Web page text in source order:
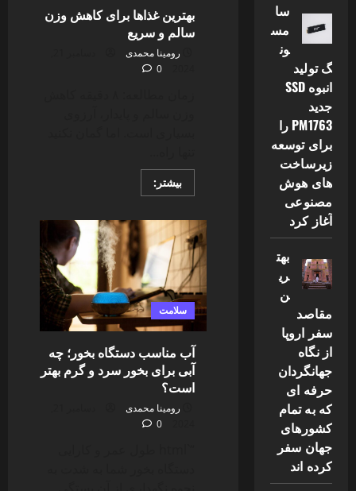
بهترین غذاها برای کاهش وزن
سالم و سریع
رومینا محمدی
0
بیشتر:Read
more
غذاها
برای
کاهش
وزن
سالم
و
سریع
سلامت
آب مناسب دستگاه بخور؛ چه
آبی برای بخور سرد و گرم بهتر
است؟
رومینا محمدی
0
سا
مس
ون
گ تولید
انبوه SSD
جدید
PM1763 را
برای توسعه
زیرساخت
های هوش
مصنوعی
آغاز کرد
بهت
ری
ن
مقاصد
سفر اروپا
از نگاه
جهانگردان
حرفه ای
که به تمام
کشورهای
جهان سفر
کرده اند